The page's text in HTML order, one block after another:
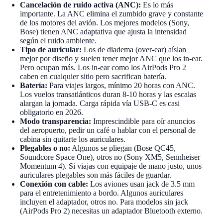
Cancelación de ruido activa (ANC): Es lo más
importante. La ANC elimina el zumbido grave y constante
de los motores del avión. Los mejores modelos (Sony,
Bose) tienen ANC adaptativa que ajusta la intensidad
según el ruido ambiente.
Tipo de auricular: Los de diadema (over-ear) aíslan
mejor por diseño y suelen tener mejor ANC que los in-ear.
Pero ocupan más. Los in-ear como los AirPods Pro 2
caben en cualquier sitio pero sacrifican batería.
Batería: Para viajes largos, mínimo 20 horas con ANC.
Los vuelos transatlánticos duran 8-10 horas y las escalas
alargan la jornada. Carga rápida vía USB-C es casi
obligatorio en 2026.
Modo transparencia: Imprescindible para oír anuncios
del aeropuerto, pedir un café o hablar con el personal de
cabina sin quitarte los auriculares.
Plegables o no: Algunos se pliegan (Bose QC45,
Soundcore Space One), otros no (Sony XM5, Sennheiser
Momentum 4). Si viajas con equipaje de mano justo, unos
auriculares plegables son más fáciles de guardar.
Conexión con cable: Los aviones usan jack de 3.5 mm
para el entretenimiento a bordo. Algunos auriculares
incluyen el adaptador, otros no. Para modelos sin jack
(AirPods Pro 2) necesitas un adaptador Bluetooth externo.